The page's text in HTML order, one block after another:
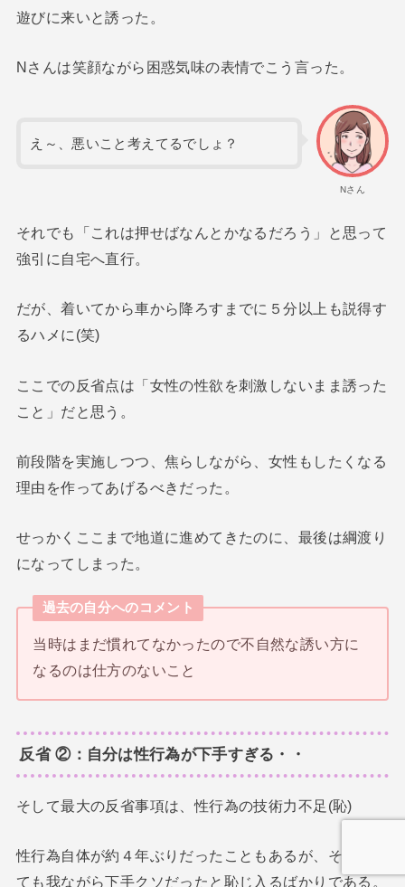
遊びに来いと誘った。
Nさんは笑顔ながら困惑気味の表情でこう言った。
Nさん
え～、悪いこと考えてるでしょ？
それでも「これは押せばなんとかなるだろう」と思って
強引に自宅へ直行。
だが、着いてから車から降ろすまでに５分以上も説得す
るハメに(笑)
ここでの反省点は「女性の性欲を刺激しないまま誘った
こと」だと思う。
前段階を実施しつつ、焦らしながら、女性もしたくなる
理由を作ってあげるべきだった。
せっかくここまで地道に進めてきたのに、最後は綱渡り
になってしまった。
過去の自分へのコメント
当時はまだ慣れてなかったので不自然な誘い方に
なるのは仕方のないこと
反省 ②：自分は性行為が下手すぎる・・
そして最大の反省事項は、性行為の技術力不足(恥)
性行為自体が約４年ぶりだったこともあるが、それにし
ても我ながら下手クソだったと恥じ入るばかりである。